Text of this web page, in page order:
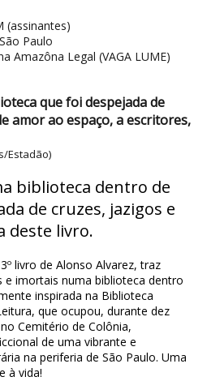
(assinantes)
Paulo
Amazôna Legal (VAGA LUME)
que foi despejada de
amor ao espaço, a escritores,
Estadão)
biblioteca dentro de
de cruzes, jazigos e
deste livro.
livro de Alonso Alvarez, traz
imortais numa biblioteca dentro
inspirada na Biblioteca
que ocupou, durante dez
Cemitério de Colônia,
de uma vibrante e
na periferia de São Paulo. Uma
à vida!